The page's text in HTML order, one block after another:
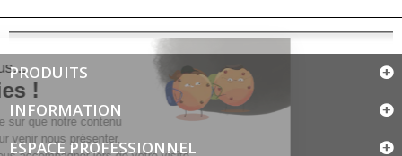
PRODUITS
INFORMATION
ESPACE PROFESSIONNEL